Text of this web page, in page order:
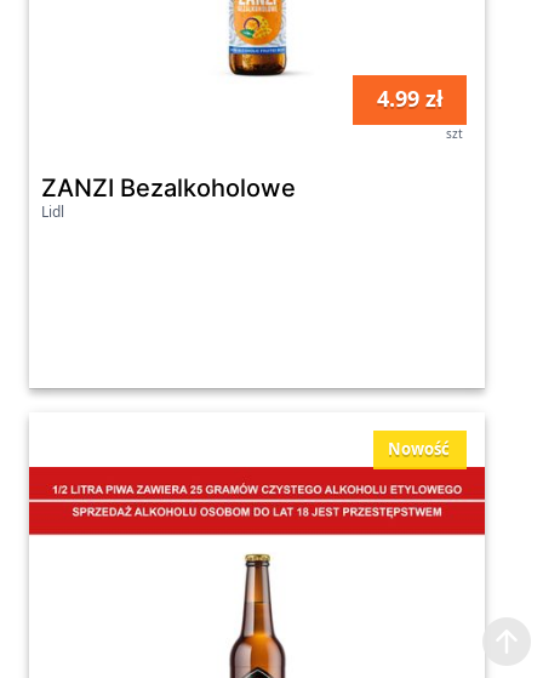
4.99 zł
szt
ZANZI Bezalkoholowe
Lidl
Nowość